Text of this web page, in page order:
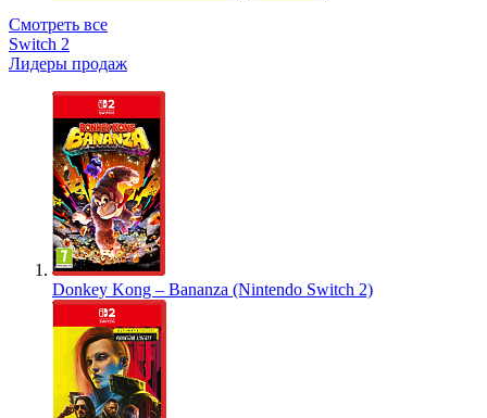
Смотреть все
Switch 2
Лидеры продаж
Donkey Kong – Bananza (Nintendo Switch 2)